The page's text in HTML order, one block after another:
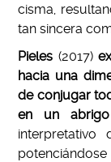
cisma,
tan sincera
Pieles (2017)
hacia una
de conjugar
en un
interpretativo